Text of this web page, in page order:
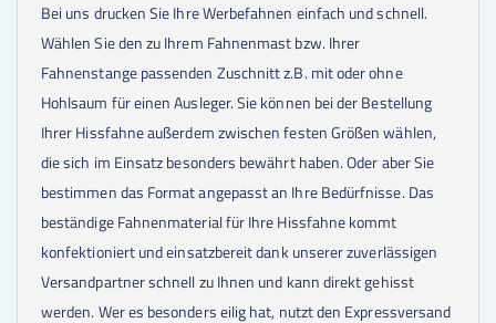
Bei uns drucken Sie Ihre Werbefahnen einfach und schnell.
Wählen Sie den zu Ihrem Fahnenmast bzw. Ihrer
Fahnenstange passenden Zuschnitt z.B. mit oder ohne
Hohlsaum für einen Ausleger. Sie können bei der Bestellung
Ihrer Hissfahne außerdem zwischen festen Größen wählen,
die sich im Einsatz besonders bewährt haben. Oder aber Sie
bestimmen das Format angepasst an Ihre Bedürfnisse. Das
beständige Fahnenmaterial für Ihre Hissfahne kommt
konfektioniert und einsatzbereit dank unserer zuverlässigen
Versandpartner schnell zu Ihnen und kann direkt gehisst
werden. Wer es besonders eilig hat, nutzt den Expressversand